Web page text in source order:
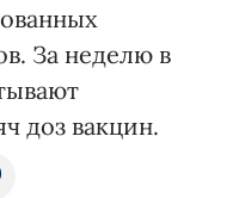
За неделю в
доз вакцин.